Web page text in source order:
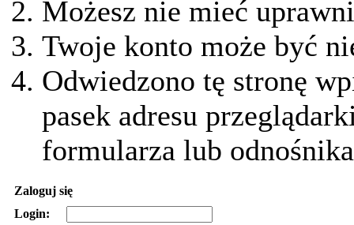
Możesz nie mieć
Twoje konto może być
Odwiedzono tę stronę
pasek adresu
formularza lub
Zaloguj się
Login: